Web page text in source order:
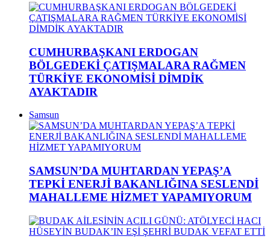
CUMHURBAŞKANI ERDOGAN
BÖLGEDEKİ ÇATIŞMALARA RAĞMEN
TÜRKİYE EKONOMİSİ DİMDİK
AYAKTADIR
Samsun
SAMSUN’DA MUHTARDAN YEPAŞ’A
TEPKİ ENERJİ BAKANLIĞINA SESLENDİ
MAHALLEME HİZMET YAPAMIYORUM